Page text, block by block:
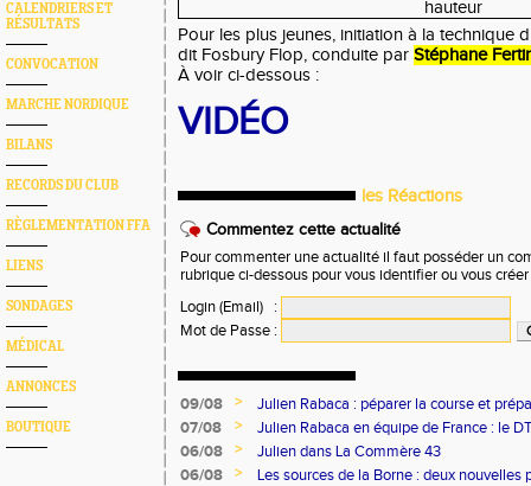
CALENDRIERS ET
RÉSULTATS
CONVOCATION
MARCHE NORDIQUE
BILANS
RECORDS DU CLUB
RÈGLEMENTATION FFA
LIENS
SONDAGES
MÉDICAL
ANNONCES
BOUTIQUE
Pour les plus jeunes, initiation à la technique
dit Fosbury Flop, conduite par Stéphane
À voir ci-dessous :
VIDÉO
les Réactions
Commentez cette actualité
Pour commenter une actualité il faut posséder un
rubrique ci-dessous pour vous identifier ou vous
Login (Email)
:
Mot de Passe :
09/08 >
Julien Rabaca : péparer la course et
07/08
>
Julien Rabaca en équipe de France : le
06/08
>
Julien dans La Commère 43
06/08
>
Les sources de la Borne : deux nouvelles